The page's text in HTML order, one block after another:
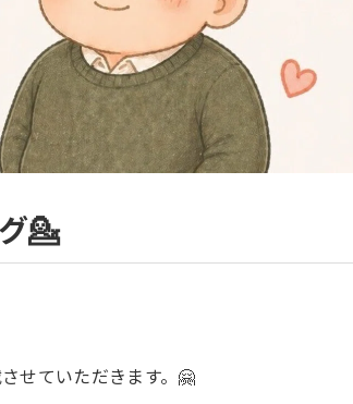
💁
せていただきます。🤗